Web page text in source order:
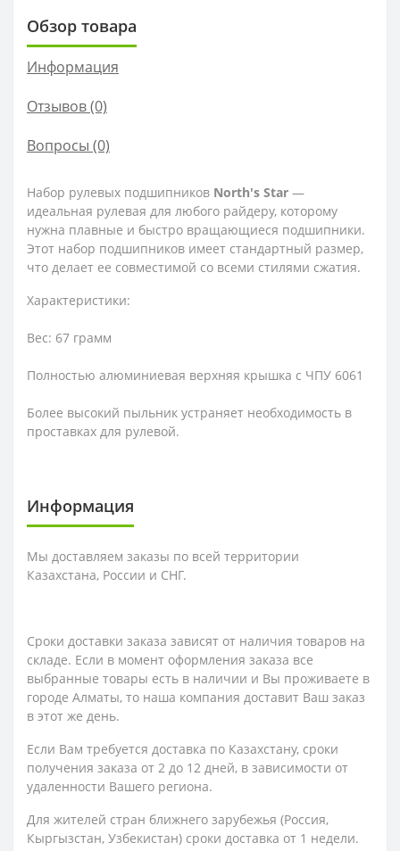
Обзор товара
Информация
Отзывов (0)
Вопросы (0)
Набор рулевых подшипников North's Star —
идеальная рулевая для любого райдеру, которому
нужна плавные и быстро вращающиеся подшипники.
Этот набор подшипников имеет стандартный размер,
что делает ее совместимой со всеми стилями сжатия.
Характеристики:
Вес: 67 грамм
Полностью алюминиевая верхняя крышка с ЧПУ 6061
Более высокий пыльник устраняет необходимость в
проставках для рулевой.
Информация
Мы доставляем заказы по всей территории
Казахстана, России и СНГ.
Сроки доставки заказа зависят от наличия товаров на
складе. Если в момент оформления заказа все
выбранные товары есть в наличии и Вы проживаете в
городе Алматы, то наша компания доставит Ваш заказ
в этот же день.
Если Вам требуется доставка по Казахстану, сроки
получения заказа от 2 до 12 дней, в зависимости от
удаленности Вашего региона.
Для жителей стран ближнего зарубежья (Россия,
Кыргызстан, Узбекистан) сроки доставка от 1 недели.